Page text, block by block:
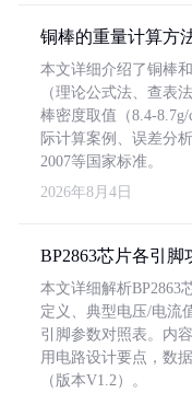
铜棒的重量计算方
本文详细介绍了铜棒
（理论公式法、查表
棒密度取值（8.4-
际计算案例、误差分
2007等国家标准。
2026年8月4日
BP2863芯片各引脚
本文详细解析BP2863
定义、典型电压/电流
引脚参数对照表。内
用电路设计要点，数
（版本V1.2）。